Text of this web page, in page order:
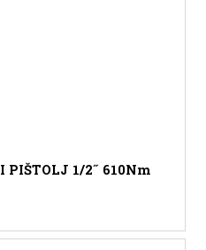
PIŠTOLJ 1/2˝ 610Nm